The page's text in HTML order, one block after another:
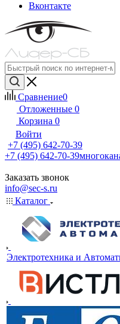
Вконтакте
Сравнение0
Отложенные 0
Корзина 0
Войти
+7 (495) 642-70-39
+7 (495) 642-70-39
Заказать звонок
info@sec-s.ru
Каталог
Электротехника и